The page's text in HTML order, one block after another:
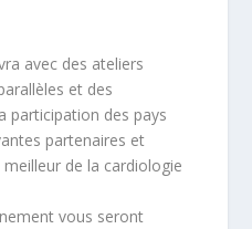
avec des ateliers
et des
participation des pays
partenaires et
de la cardiologie
vous seront